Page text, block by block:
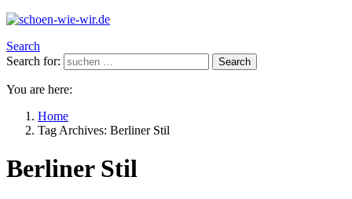
Search
Search for:
Search
You are here:
Home
Tag Archives: Berliner Stil
Berliner Stil